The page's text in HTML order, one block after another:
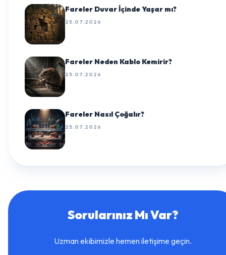
Fareler Duvar İçinde Yaşar mı?
25.07.2026
Fareler Neden Kablo Kemirir?
25.07.2026
Fareler Nasıl Çoğalır?
25.07.2026
Sorularınız Mı Var?
Uzman ekibimizle hemen iletişime geçin.